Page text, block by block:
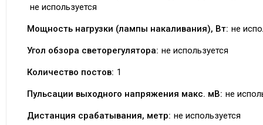
не используется
Мощность нагрузки (лампы накаливания), Вт: не
Угол обзора светорегулятора: не используется
Количество постов: 1
Пульсации выходного напряжения макс. мВ: не
Дистанция срабатывания, метр: не используется